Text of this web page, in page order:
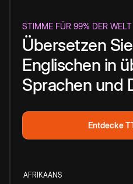
STIMME FÜR 99% DER WELT
Übersetzen
Englischen in
Sprachen und
Entdecke
AFRIKAANS